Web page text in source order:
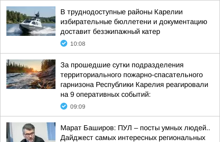
В труднодоступные районы Карелии
избирательные бюллетени и документацию
доставит безэкипажный катер
10:08
За прошедшие сутки подразделения
территориального пожарно-спасательного
гарнизона Республики Карелия реагировали
на 9 оперативных событий:
09:09
Марат Баширов: ПУЛ – посты умных людей..
Дайджест самых интересных региональных